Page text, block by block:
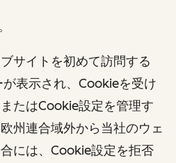
サイトを初めて訪問する
表示され、Cookieを受け
たはCookie設定を管理す
州連合域外から当社のウェ
には、Cookie設定を拒否